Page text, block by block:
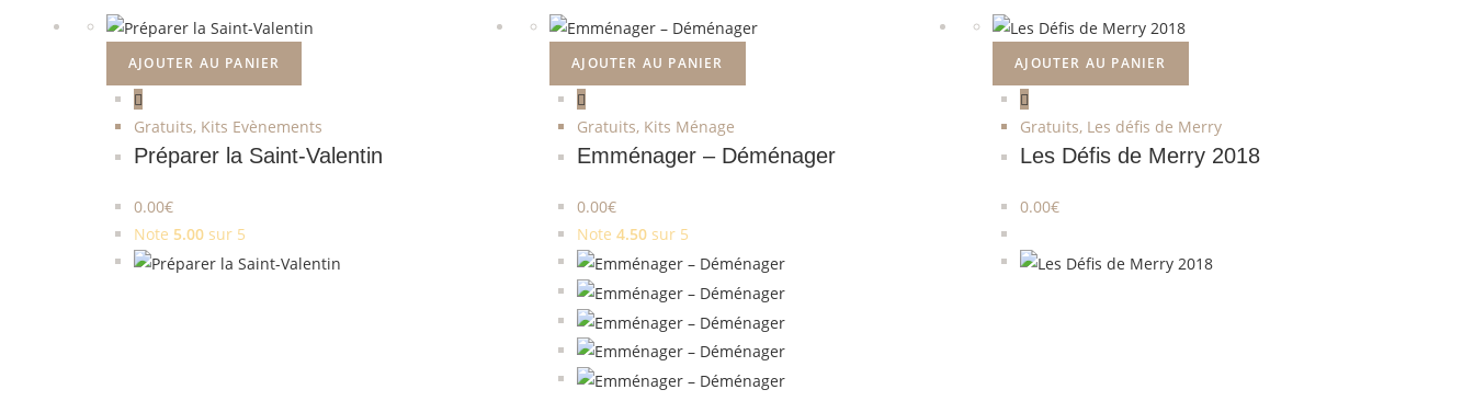
AJOUTER AU PANIER
Gratuits, Kits Evènements
Préparer la Saint-Valentin
0.00€
Note 5.00 sur 5
AJOUTER AU PANIER
Gratuits, Kits Ménage
Emménager – Déménager
0.00€
Note4.50 sur 5
AJOUTER AU PANIER
Gratuits, Les défis de Merry
Les Défis de Merry 2018
0.00€